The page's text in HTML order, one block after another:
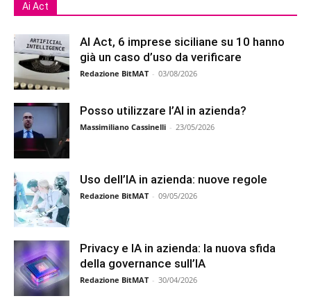
Ai Act
AI Act, 6 imprese siciliane su 10 hanno
già un caso d’uso da verificare
Redazione BitMAT - 03/08/2026
Posso utilizzare l’AI in azienda?
Massimiliano Cassinelli - 23/05/2026
Uso dell’IA in azienda: nuove regole
Redazione BitMAT - 09/05/2026
Privacy e IA in azienda: la nuova sfida
della governance sull’IA
Redazione BitMAT - 30/04/2026